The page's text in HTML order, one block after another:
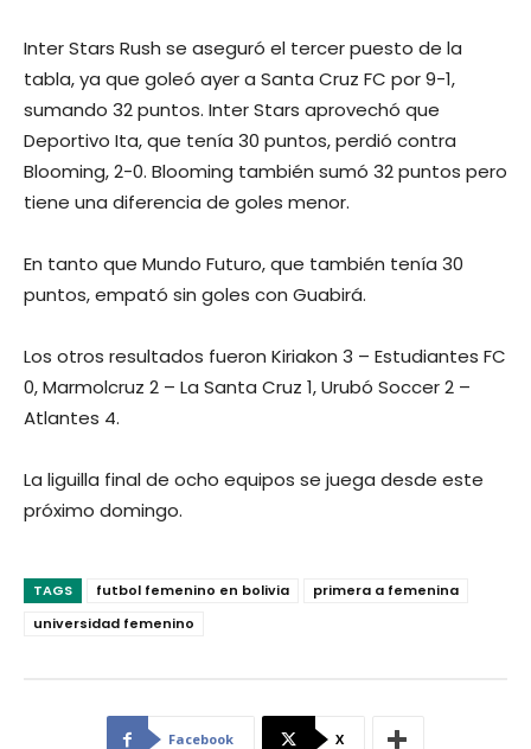
Inter Stars Rush se aseguró el tercer puesto de la
tabla, ya que goleó ayer a Santa Cruz FC por 9-1,
sumando 32 puntos. Inter Stars aprovechó que
Deportivo Ita, que tenía 30 puntos, perdió contra
Blooming, 2-0. Blooming también sumó 32 puntos pero
tiene una diferencia de goles menor.
En tanto que Mundo Futuro, que también tenía 30
puntos, empató sin goles con Guabirá.
Los otros resultados fueron Kiriakon 3 – Estudiantes FC
0, Marmolcruz 2 – La Santa Cruz 1, Urubó Soccer 2 –
Atlantes 4.
La liguilla final de ocho equipos se juega desde este
próximo domingo.
TAGS futbol femenino en bolivia
primera a femenina
universidad femenino
Facebook X